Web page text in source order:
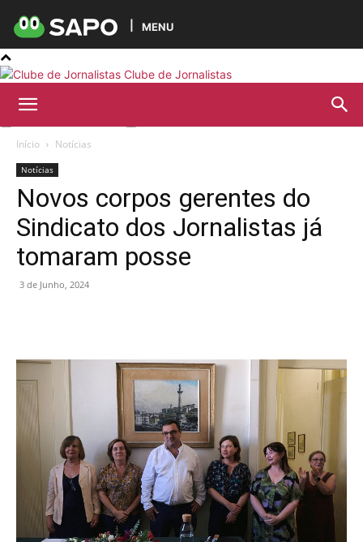
MENU
Clube de Jornalistas
Início Notícias
Notícias
Novos corpos gerentes do
Sindicato dos Jornalistas já
tomaram posse
3 de Junho, 2024